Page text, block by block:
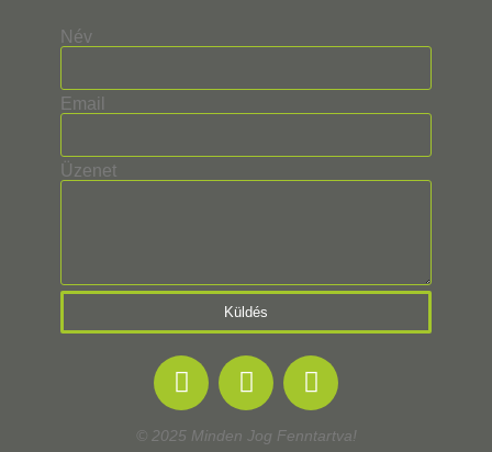
Név
Email
Üzenet
Küldés
© 2025 Minden Jog Fenntartva!